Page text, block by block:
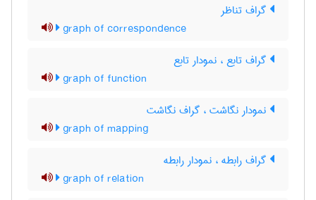
گراف تناظر
graph of correspondence
گراف تابع ، نمودار تابع
graph of function
نمودار نگاشت ، گراف نگاشت
graph of mapping
گراف رابطه ، نمودار رابطه
graph of relation